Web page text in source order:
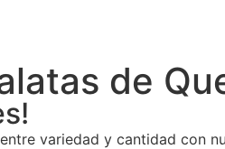
de
variedad y cantidad con